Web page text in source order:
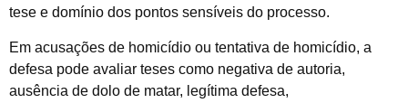
tese e domínio dos pontos sensíveis do processo.
Em acusações de homicídio ou tentativa de homicídio, a
defesa pode avaliar teses como negativa de autoria,
ausência de dolo de matar, legítima defesa,